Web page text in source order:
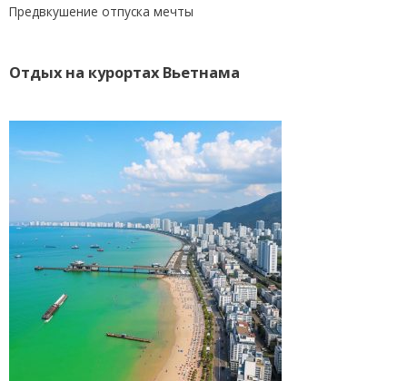
Предвкушение отпуска мечты
Отдых на курортах Вьетнама